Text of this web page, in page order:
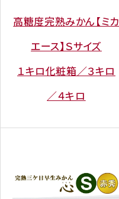
高糖度完熟みかん【ミカ
エース】Ｓサイズ
１キロ化粧箱／３キロ
／４キロ